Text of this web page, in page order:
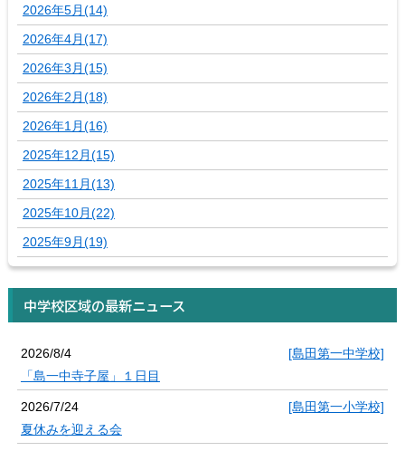
2026年5月(14)
2026年4月(17)
2026年3月(15)
2026年2月(18)
2026年1月(16)
2025年12月(15)
2025年11月(13)
2025年10月(22)
2025年9月(19)
中学校区域の最新ニュース
2026/8/4
[島田第一中学校]
「島一中寺子屋」１日目
2026/7/24
[島田第一小学校]
夏休みを迎える会